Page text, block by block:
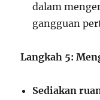
dalam
gangguan
Langkah 5:
Sediakan